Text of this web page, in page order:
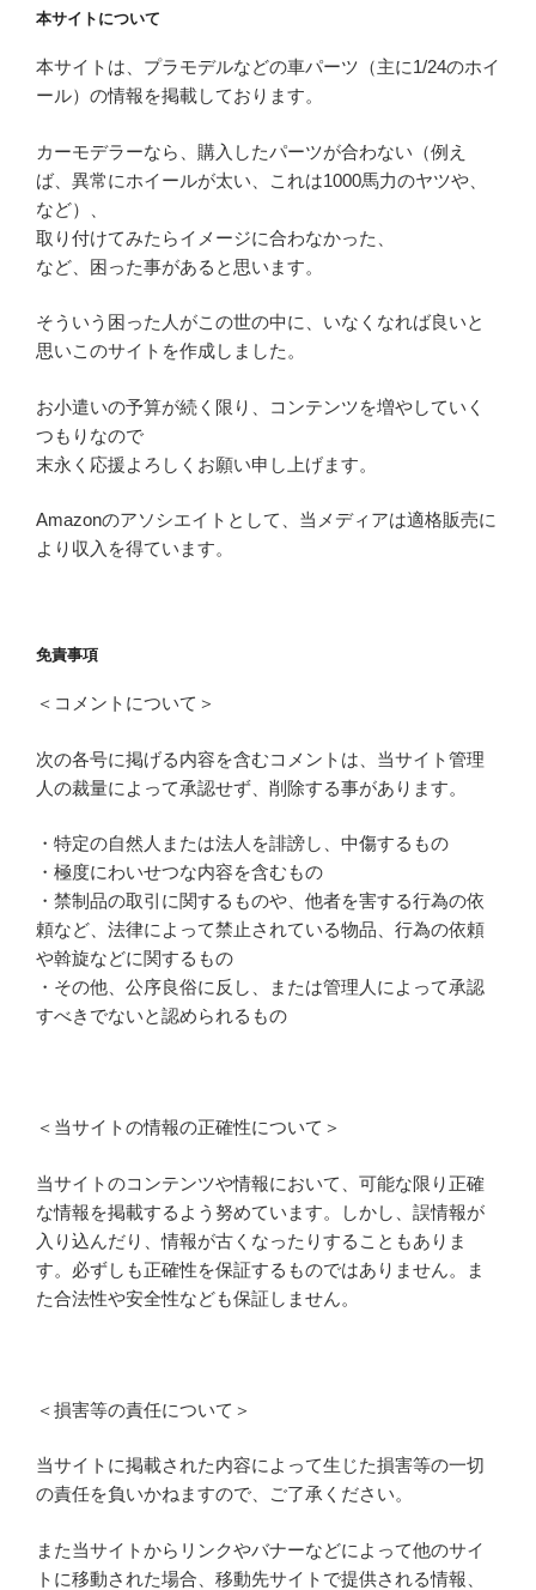
本サイトについて
本サイトは、プラモデルなどの車パーツ（主に1/24のホイ
ール）の情報を掲載しております。
カーモデラーなら、購入したパーツが合わない（例え
ば、異常にホイールが太い、これは1000馬力のヤツや、
など）、
取り付けてみたらイメージに合わなかった、
など、困った事があると思います。
そういう困った人がこの世の中に、いなくなれば良いと
思いこのサイトを作成しました。
お小遣いの予算が続く限り、コンテンツを増やしていく
つもりなので
末永く応援よろしくお願い申し上げます。
Amazonのアソシエイトとして、当メディアは適格販売に
より収入を得ています。
免責事項
＜コメントについて＞
次の各号に掲げる内容を含むコメントは、当サイト管理
人の裁量によって承認せず、削除する事があります。
・特定の自然人または法人を誹謗し、中傷するもの
・極度にわいせつな内容を含むもの
・禁制品の取引に関するものや、他者を害する行為の依
頼など、法律によって禁止されている物品、行為の依頼
や斡旋などに関するもの
・その他、公序良俗に反し、または管理人によって承認
すべきでないと認められるもの
＜当サイトの情報の正確性について＞
当サイトのコンテンツや情報において、可能な限り正確
な情報を掲載するよう努めています。しかし、誤情報が
入り込んだり、情報が古くなったりすることもありま
す。必ずしも正確性を保証するものではありません。ま
た合法性や安全性なども保証しません。
＜損害等の責任について＞
当サイトに掲載された内容によって生じた損害等の一切
の責任を負いかねますので、ご了承ください。
また当サイトからリンクやバナーなどによって他のサイ
トに移動された場合、移動先サイトで提供される情報、